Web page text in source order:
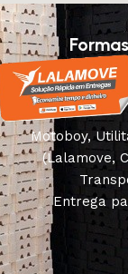
Motoboy,
(Lalamove,
Entrega